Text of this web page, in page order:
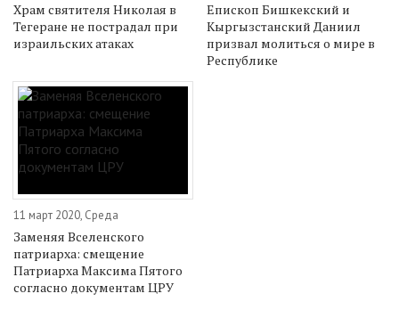
Храм святителя Николая в
Тегеране не пострадал при
израильских атаках
Епископ Бишкекский и
Кыргызстанский Даниил
призвал молиться о мире в
Республике
11 март 2020, Среда
Заменяя Вселенского
патриарха: смещение
Патриарха Максима Пятого
согласно документам ЦРУ